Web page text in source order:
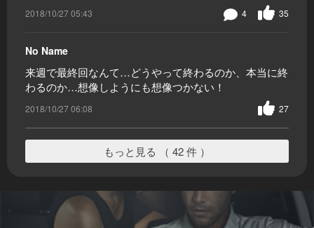
2018/10/27 05:43 35
4
No Name
来週で最終回なんて…どうやって終わるのか、本当に終
わるのか…想像しようにも想像つかない！
2018/10/27 06:08 27
もっと見る （ 42 件 ）